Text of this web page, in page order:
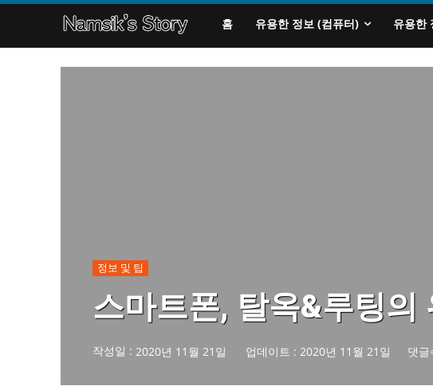
홈 유용한 정보 (컴퓨터) 유용한
정보 및 팁
스마트폰, 탈옥&루팅의
작성일 : 2020년 11월 21일 업데이트 : 2020년 11월 21일 댓글